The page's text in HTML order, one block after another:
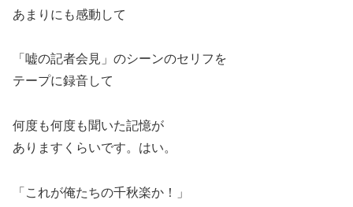
あまりにも感動して
「嘘の記者会見」のシーンのセリフを
テープに録音して
何度も何度も聞いた記憶が
ありますくらいです。はい。
「これが俺たちの千秋楽か！」